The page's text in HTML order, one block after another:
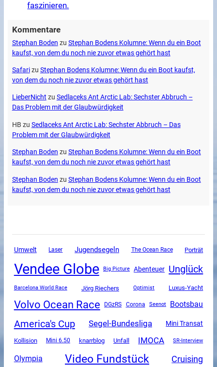
faszinieren.
Kommentare
Stephan Boden zu Stephan Bodens Kolumne: Wenn du ein Boot
kaufst, von dem du noch nie zuvor etwas gehört hast
Safarizu Stephan Bodens Kolumne: Wenn du ein Boot kaufst,
von dem du noch nie zuvor etwas gehört hast
LieberNicht zu Sedlaceks Ant Arctic Lab: Sechster Abbruch –
Das Problem mit der Glaubwürdigkeit
HB zu Sedlaceks Ant Arctic Lab: Sechster Abbruch – Das
Problem mit der Glaubwürdigkeit
Stephan Boden zu Stephan Bodens Kolumne: Wenn du ein Boot
kaufst, von dem du noch nie zuvor etwas gehört hast
Stephan Boden zu Stephan Bodens Kolumne: Wenn du ein Boot
kaufst, von dem du noch nie zuvor etwas gehört hast
Umwelt Laser Jugendsegeln The Ocean Race Porträt
Vendee Globe Big Picture Abenteuer Unglück
Barcelona World Race Jörg Riechers Optimist Luxus-Yacht
Volvo Ocean Race DGzRS Corona Seenot Bootsbau
America's Cup Segel-Bundesliga Mini Transat
Kollision Mini 6.50 knarrblog Unfall IMOCA SR-Interview
Olympia Video Fundstück Cruising